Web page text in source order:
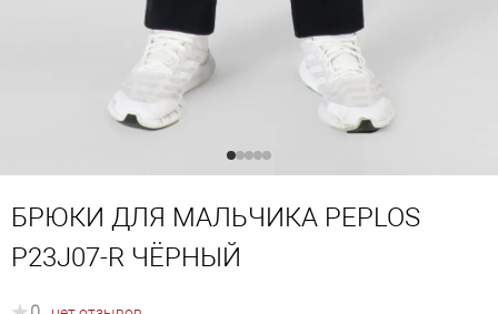
БРЮКИ ДЛЯ МАЛЬЧИКА PEPLOS
P23J07-R ЧЁРНЫЙ